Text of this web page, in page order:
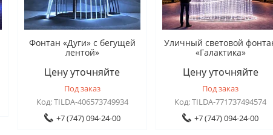
Фонтан «Дуги» с бегущей
лентой»
Цену уточняйте
Под заказ
TILDA-406573749934
+7 (747) 094-24-00
Уличный световой
«Галактика»
Цену уточняйте
Под заказ
TILDA-771737494574
+7 (747) 094-24-00